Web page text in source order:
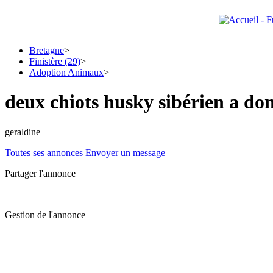
Bretagne>
Finistère (29)>
Adoption Animaux>
deux chiots husky sibérien a
geraldine
Toutes ses annonces Envoyer un message
Partager l'annonce
Gestion de l'annonce